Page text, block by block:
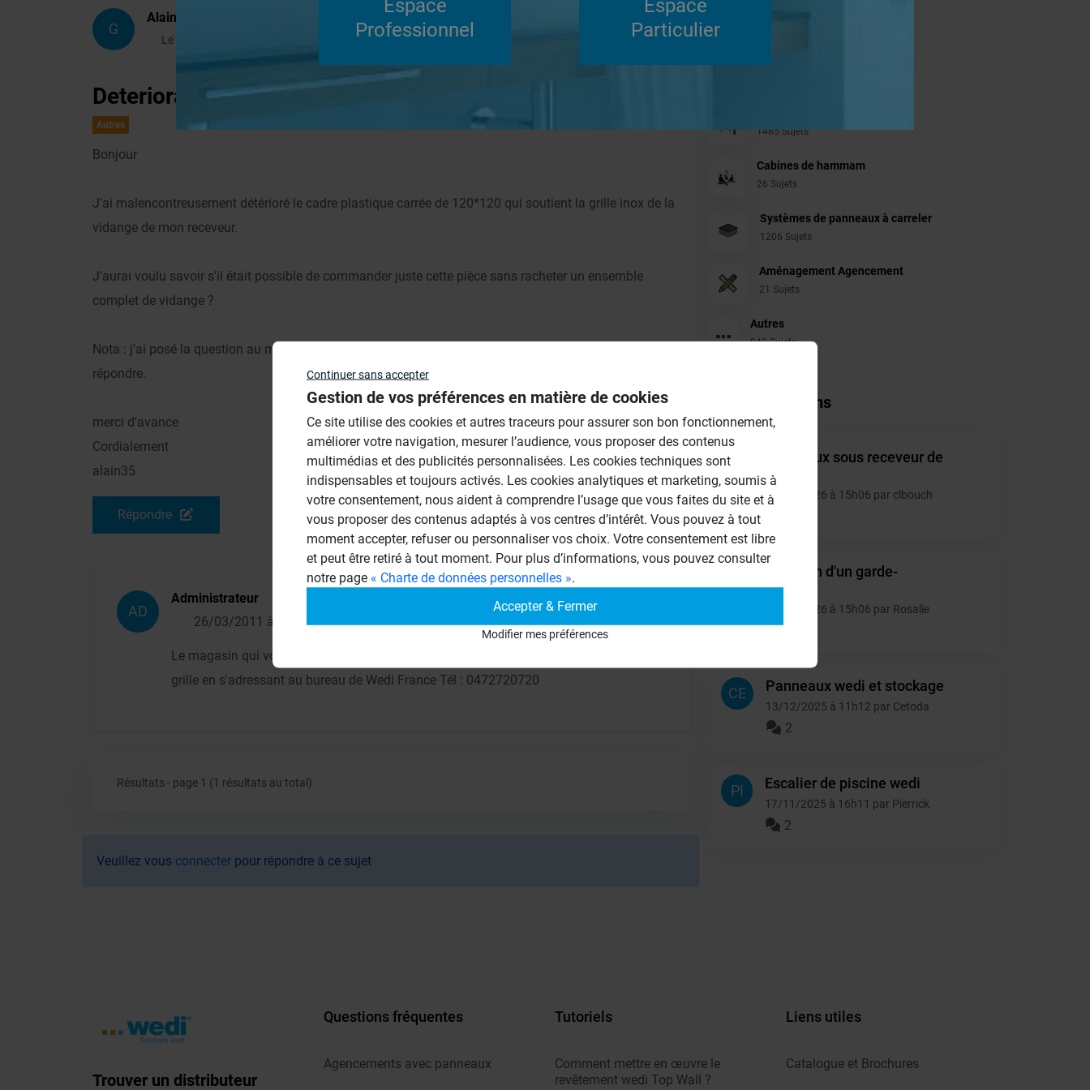
G
Alain35
Le 26/03/2011 à 10h03
Répondre
Deterioration cadre plastique support grille d'écoulement
Autres
Bonjour
J'ai malencontreusement détérioré le cadre plastique carrée de 120*120 qui soutient la grille inox de la
vidange de mon receveur.
J'aurai voulu savoir s'il était possible de commander juste cette pièce sans racheter un ensemble
complet de vidange ?
Nota : j'ai posé la question au magasin, auprès duquel je l'avais acheté, mais ils n'ont pas su me
répondre.
merci d'avance
Cordialement
alain35
Répondre
AD
Administrateur
26/03/2011 à 17h03
Le magasin qui vous a vendu le receveur peut commander le cadre de la
grille en s'adressant au bureau de Wedi France Tél : 0472720720
Résultats - page 1 (1 résultats au total)
Veuillez vous connecter pour répondre à ce sujet
1485 Sujets
Cabines de hammam
26 Sujets
Systèmes de panneaux à carreler
1206 Sujets
Aménagement Agencement
21 Sujets
Autres
949 Sujets
Autres questions
CL
panneaux sous receveur de
douche
13/06/2026 à 15h06 par clbouch
isolation d'un garde-
manger
10/06/2026 à 15h06 par Rosalie
2
CE Panneaux wedi et stockage
13/12/2025 à 11h12 par Cetoda
2
PI Escalier de piscine wedi
17/11/2025 à 16h11 par Pierrick
2
Trouver un distributeur
Questions fréquentes
Agencements avec panneaux
Tutoriels
Comment mettre en œuvre le
revêtement wedi Top Wall ?
Liens utiles
Catalogue et Brochures
Continuer sans accepter
Gestion de vos préférences en matière de cookies
Ce site utilise des cookies et autres traceurs pour assurer son bon fonctionnement,
améliorer votre navigation, mesurer l’audience, vous proposer des contenus
multimédias et des publicités personnalisées. Les cookies techniques sont
indispensables et toujours activés. Les cookies analytiques et marketing, soumis à
votre consentement, nous aident à comprendre l’usage que vous faites du site et à
vous proposer des contenus adaptés à vos centres d’intérêt. Vous pouvez à tout
moment accepter, refuser ou personnaliser vos choix. Votre consentement est libre
et peut être retiré à tout moment. Pour plus d’informations, vous pouvez consulter
notre page « Charte de données personnelles ».
Accepter & Fermer
Modifier mes préférences
Espace
Professionnel
Espace
Particulier